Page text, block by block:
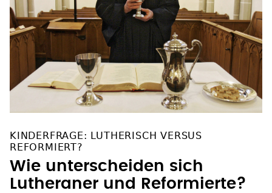
KINDERFRAGE: LUTHERISCH VERSUS
REFORMIERT?
Wie unterscheiden sich
Lutheraner und Reformierte?